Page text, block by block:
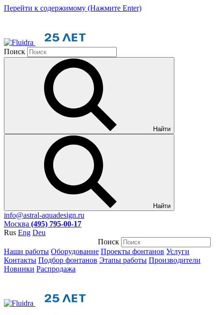
Перейти к содержимому (Нажмите Enter)
Поиск
Найти
Найти
info@astral-aquadesign.ru
Москва (495) 795-00-17
Rus Eng Deu
Поиск
Наши работы Оборудование Проекты фонтанов Услуги
Контакты Подбор фонтанов Этапы работы Производители
Новинки Распродажа